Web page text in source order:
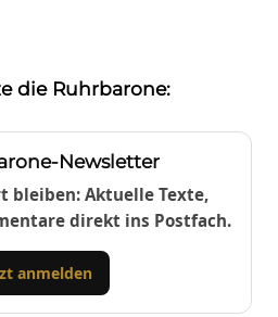
die Ruhrbarone:
Newsletter
bleiben: Aktuelle Texte,
direkt ins Postfach.
anmelden